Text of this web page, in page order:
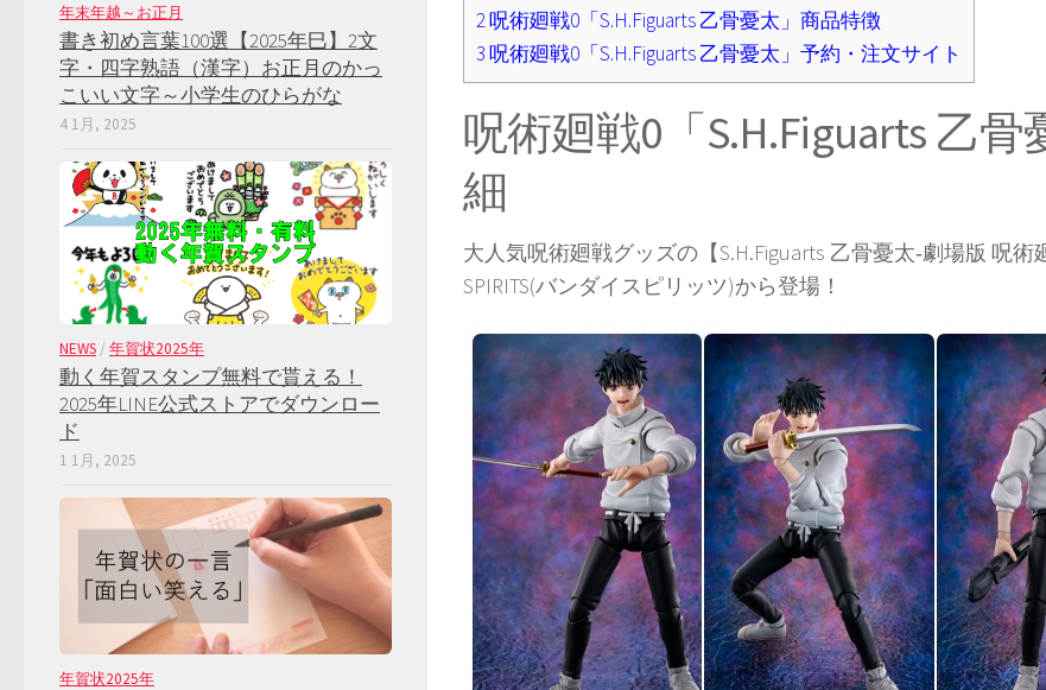
2呪術廻戦0「S.H.Figuarts 乙骨憂太」商品特徴
3呪術廻戦0「S.H.Figuarts 乙骨憂太」予約・注文サイト
呪術廻戦0「S.H.Figuarts 乙骨
細
大人気呪術廻戦グッズの【S.H.Figuarts 乙骨憂太‐劇場版 呪術
SPIRITS(バンダイスピリッツ)から登場！
年末年越～お正月
書き初め言葉100選【2025年巳】2文
字・四字熟語（漢字）お正月のかっ
こいい文字～小学生のひらがな
4 1月, 2025
NEWS / 年賀状2025年
動く年賀スタンプ無料で貰える！
2025年LINE公式ストアでダウンロー
ド
1 1月, 2025
年賀状2025年